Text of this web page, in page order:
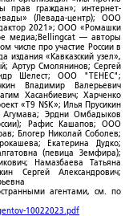
прав граждан»; интернет-
(Левада-центр); ООО
2021»; ООО «Ромашки
медиа;Bellingcat — авторы
числе про участие России в
«Кавказский узел»,
Артур Смолянинов; Сергей
Шелест; ООО "ТЕНЕС";
Владимир Валерьевич
Хасанбиевич; Харченко
«T9 NSK»; Илья Прусикин
Агумава; Эрдни Омбадыков
Рафис Кашапов; ООО
Блогер Николай Соболев;
Екатерина Дудко;
(певица Земфира);
Намазбаева Татьяна
Сергей Александрович;
агентами, см. по
10022023.pdf